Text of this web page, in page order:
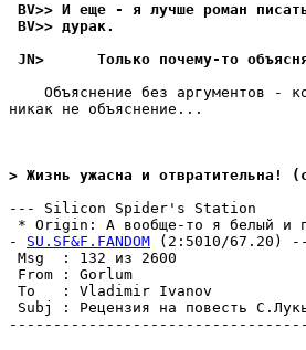
BV>> И еще - я лучше роман
BV>> дурак.
JN>      Только почему-то
Объяснение без аргументов -
никак не объяснение...
> Жизнь ужасна и отвратительна!
--- Silicon Spider's Station
* Origin: А вообще-то я белый и
- SU.SF&F.FANDOM (2:5010/
Msg  :
From : Gorlum
To   : Vladimir Ivanov
Subj : Рецензия на